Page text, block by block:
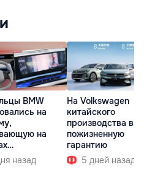
BMW
на
на
при
назад
На Volkswagen
китайского
производства
пожизненную
гарантию
5 дней назад